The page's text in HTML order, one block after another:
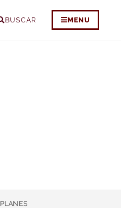
BUSCAR MENU
PLANES